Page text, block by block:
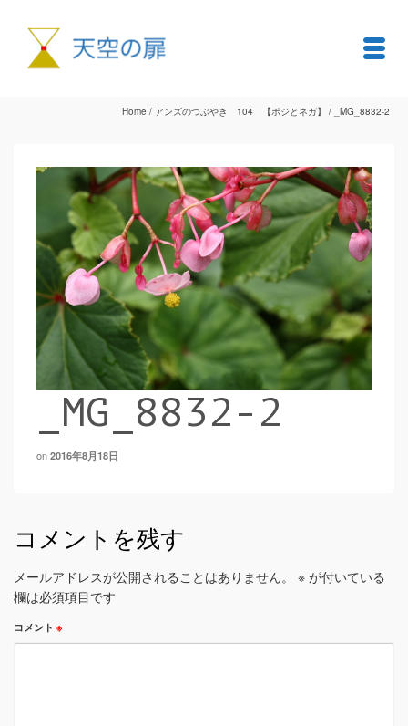
Home / アンズのつぶやき 104 【ポジとネガ】 / _MG_8832-2
_MG_8832-2
on 2016年8月18日
コメントを残す
メールアドレスが公開されることはありません。 ※ が付いている
欄は必須項目です
コメント ※